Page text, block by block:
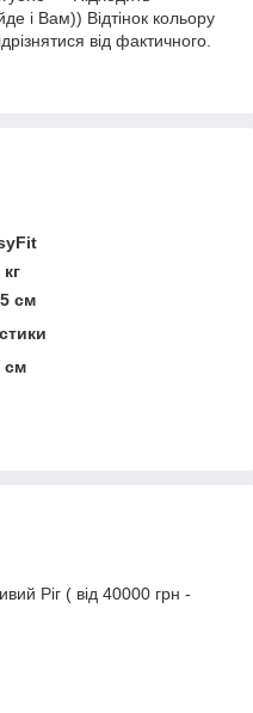
і Вам)) Відтінок кольору
від фактичного.
см
см
Ріг ( від 40000 грн -